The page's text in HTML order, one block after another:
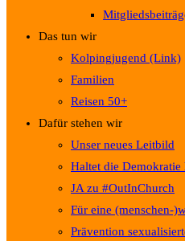
Das tun wir
Kolpingjugend (Link)
Familien
Reisen 50+
Dafür stehen wir
Unser neues Leitbild
Haltet die Demokratie
JA zu #OutInChurch
Für eine (menschen-
Prävention